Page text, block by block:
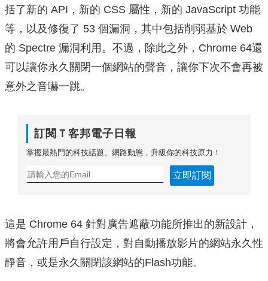
括了新的 API，新的 CSS 屬性，新的 JavaScript 功能
等，以及修復了 53 個漏洞，其中包括削弱基於 Web
的 Spectre 漏洞利用。不過，除此之外，Chrome 64還
可以讓你永久關閉一個網站的聲音，讓你下次不會再被
意外之音嚇一跳。
訂閱Ｔ客邦電子日報
掌握最熱門的科技話題、網路動態，升級你的科技原力！
立即訂閱
這是 Chrome 64 針對廣告遮蔽功能所推出的新設計，
將會允許用戶自行設定，對自動播放影片的網站永久性
靜音，或是永久關閉該網站的Flash功能。